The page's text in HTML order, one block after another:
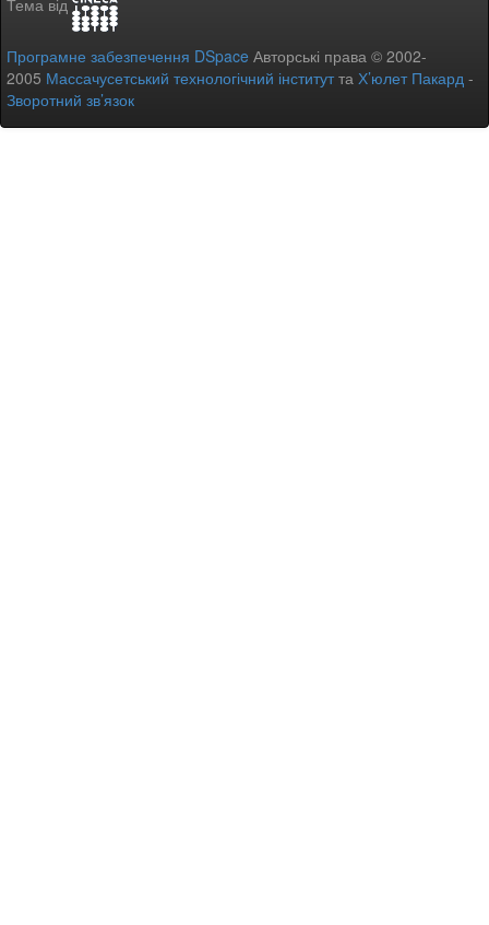
Тема від
Програмне забезпечення DSpace Авторські права © 2002-
2005 Массачусетський технологічний інститутта Х’юлет Пакард -
Зворотний зв’язок